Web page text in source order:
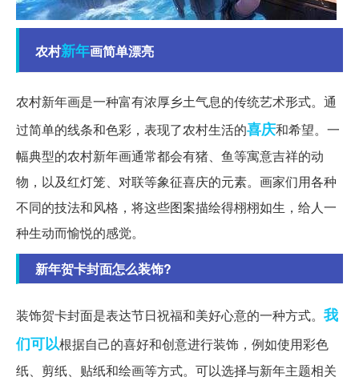
农村新年画简单漂亮
农村新年画是一种富有浓厚乡土气息的传统艺术形式。通
过简单的线条和色彩，表现了农村生活的喜庆和希望。一
幅典型的农村新年画通常都会有猪、鱼等寓意吉祥的动
物，以及红灯笼、对联等象征喜庆的元素。画家们用各种
不同的技法和风格，将这些图案描绘得栩栩如生，给人一
种生动而愉悦的感觉。
新年贺卡封面怎么装饰?
装饰贺卡封面是表达节日祝福和美好心意的一种方式。 我
们可以根据自己的喜好和创意进行装饰，例如使用彩色
纸、剪纸、贴纸和绘画等方式。可以选择与新年主题相关